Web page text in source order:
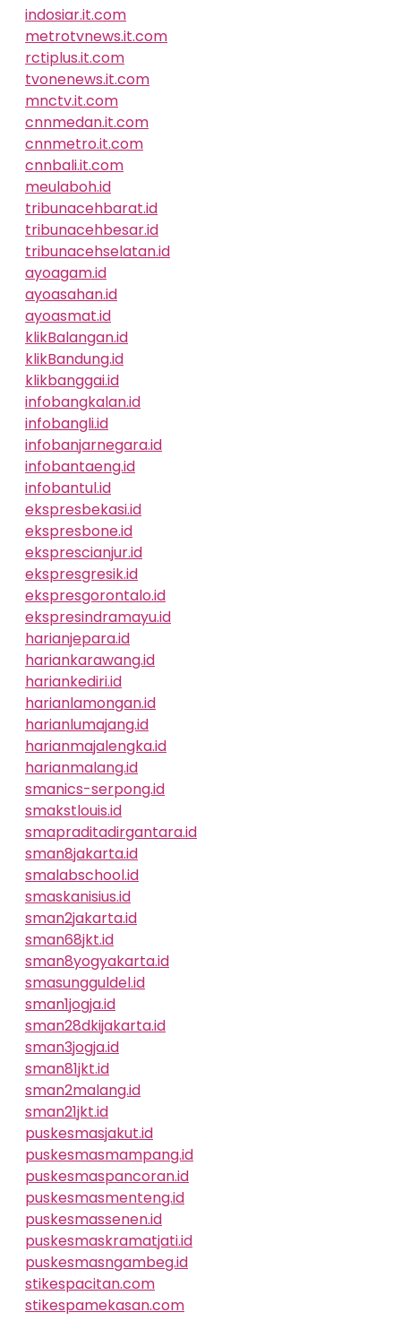
indosiar.it.com
metrotvnews.it.com
rctiplus.it.com
tvonenews.it.com
mnctv.it.com
cnnmedan.it.com
cnnmetro.it.com
cnnbali.it.com
meulaboh.id
tribunacehbarat.id
tribunacehbesar.id
tribunacehselatan.id
ayoagam.id
ayoasahan.id
ayoasmat.id
klikBalangan.id
klikBandung.id
klikbanggai.id
infobangkalan.id
infobangli.id
infobanjarnegara.id
infobantaeng.id
infobantul.id
ekspresbekasi.id
ekspresbone.id
eksprescianjur.id
ekspresgresik.id
ekspresgorontalo.id
ekspresindramayu.id
harianjepara.id
hariankarawang.id
hariankediri.id
harianlamongan.id
harianlumajang.id
harianmajalengka.id
harianmalang.id
smanics-serpong.id
smakstlouis.id
smapraditadirgantara.id
sman8jakarta.id
smalabschool.id
smaskanisius.id
sman2jakarta.id
sman68jkt.id
sman8yogyakarta.id
smasungguldel.id
sman1jogja.id
sman28dkijakarta.id
sman3jogja.id
sman81jkt.id
sman2malang.id
sman21jkt.id
puskesmasjakut.id
puskesmasmampang.id
puskesmaspancoran.id
puskesmasmenteng.id
puskesmassenen.id
puskesmaskramatjati.id
puskesmasngambeg.id
stikespacitan.com
stikespamekasan.com